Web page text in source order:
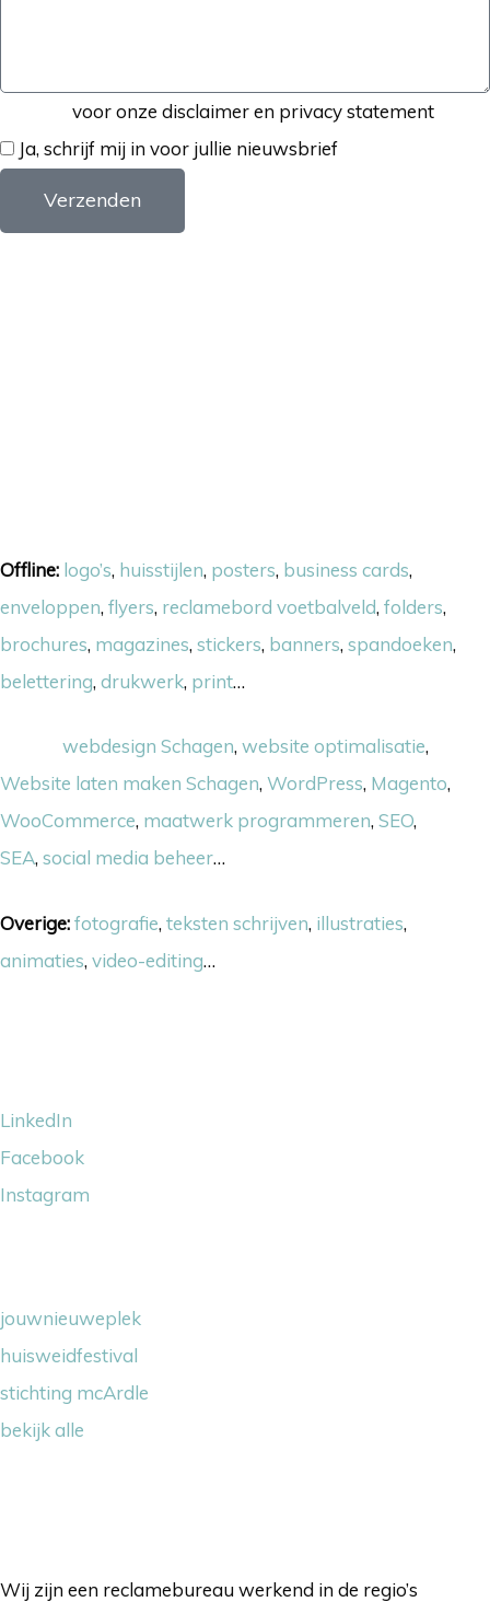
voor onze disclaimer en privacy statement
Ja, schrijf mij in voor jullie nieuwsbrief
Verzenden
Offline: logo’s, huisstijlen, posters, business cards,
enveloppen, flyers, reclamebord voetbalveld, folders,
brochures, magazines, stickers, banners, spandoeken,
belettering, drukwerk, print…
webdesign Schagen, website optimalisatie,
Website laten maken Schagen, WordPress, Magento,
WooCommerce, maatwerk programmeren, SEO,
SEA, social media beheer…
Overige:fotografie, teksten schrijven, illustraties,
animaties, video-editing…
LinkedIn
Facebook
Instagram
jouwnieuweplek
huisweidfestival
stichting mcArdle
bekijk alle
Wij zijn een reclamebureau werkend in de regio’s